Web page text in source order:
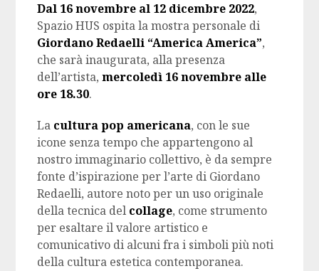
Dal 16 novembre al 12 dicembre 2022,
Spazio HUS ospita la mostra personale di
Giordano Redaelli “America America”,
che sarà inaugurata, alla presenza
dell’artista,mercoledì 16 novembre alle
ore 18.30.
La cultura pop americana, con le sue
icone senza tempo che appartengono al
nostro immaginario collettivo, è da sempre
fonte d’ispirazione per l’arte di Giordano
Redaelli, autore noto per un uso originale
della tecnica del collage, come strumento
per esaltare il valore artistico e
comunicativo di alcuni fra i simboli più noti
della cultura estetica contemporanea.